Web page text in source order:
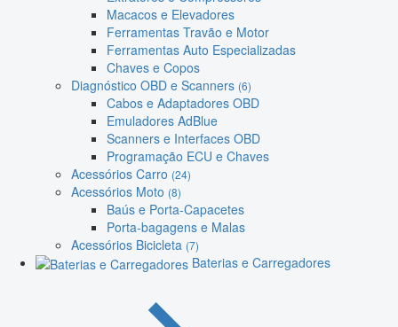
Macacos e Elevadores
Ferramentas Travão e Motor
Ferramentas Auto Especializadas
Chaves e Copos
Diagnóstico OBD e Scanners (6)
Cabos e Adaptadores OBD
Emuladores AdBlue
Scanners e Interfaces OBD
Programação ECU e Chaves
Acessórios Carro (24)
Acessórios Moto (8)
Baús e Porta-Capacetes
Porta-bagagens e Malas
Acessórios Bicicleta (7)
Baterias e Carregadores